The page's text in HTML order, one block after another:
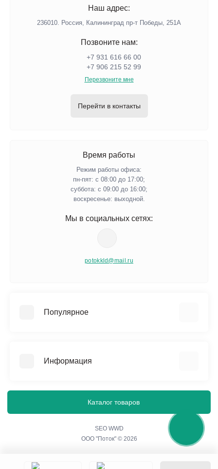
Наш адрес:
236010. Россия, Калининград пр-т Победы, 251А
Позвоните нам:
+7 931 616 66 00
+7 906 215 52 99
Перезвоните мне
Перейти в контакты
Время работы
Режим работы офиса:
пн-пят: с 08:00 до 17:00;
суббота: с 09:00 до 16:00;
воскресенье: выходной.
Мы в социальных сетях:
potokkld@mail.ru
Популярное
Благоустройство захоронения
Гравировальные работы
Информация
Политика конфиденциальности
Согласие на обработку персональных данных
Каталог товаров
SEO WWD
ООО "Поток" © 2026